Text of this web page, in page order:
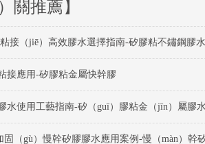
關推薦】
接（jiē）高效膠水選擇指南-矽膠粘不鏽鋼膠水
接應用-矽膠粘金屬快幹膠